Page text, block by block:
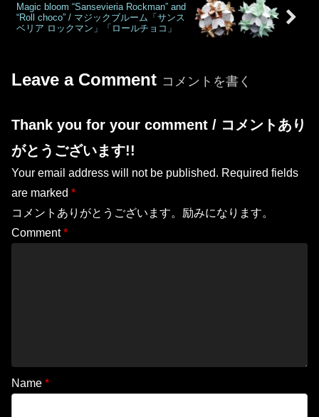
Magic bloom “Sansevieria Rockman” and
“Roll choco” / マジックブルーム「サンス
ベリア ロックマン」「ロールチョコ」
Leave a Comment コメントを書く
Thank you for your comment / コメントあり
がとうございます!!
Your email address will not be published. Required fields
are marked *
コメントありがとうございます。励みになります。
Comment*
Name *